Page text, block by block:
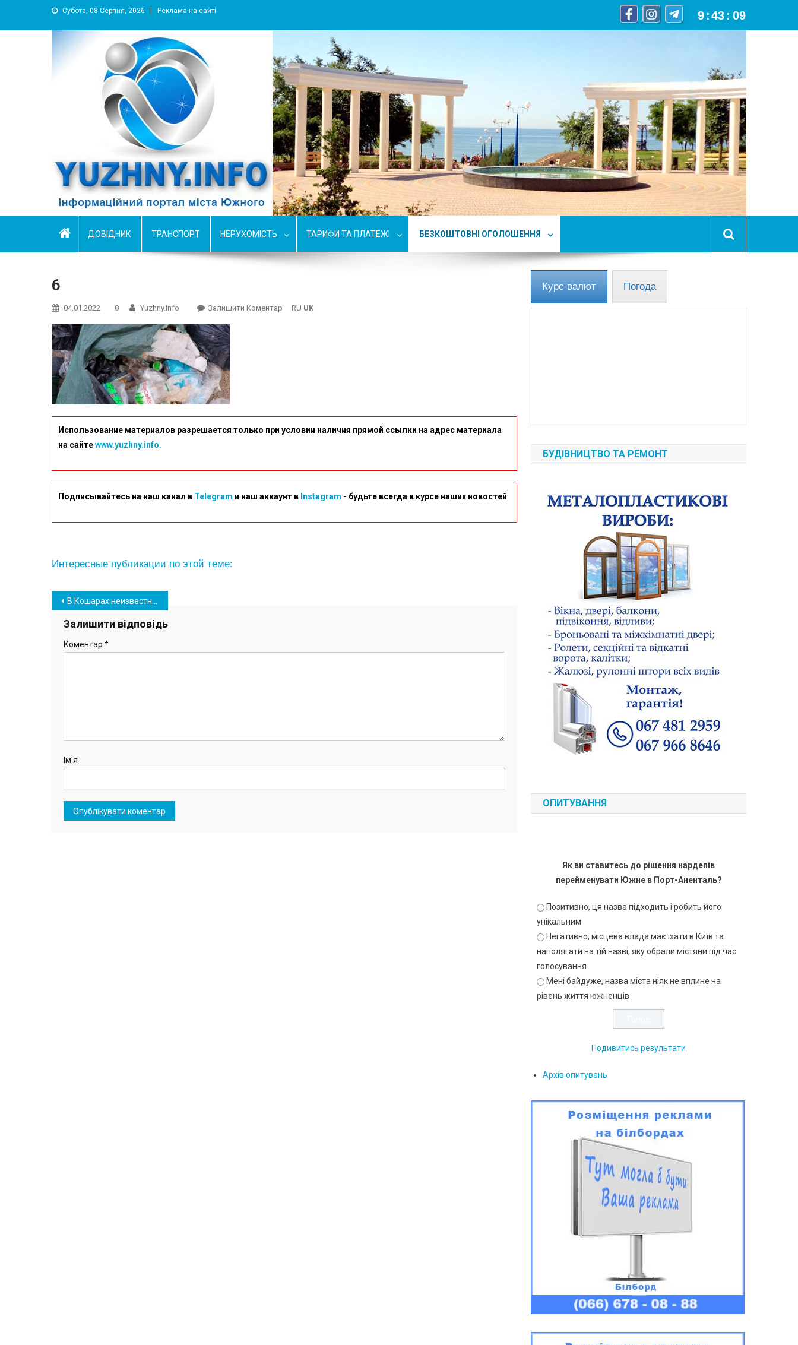
Субота, 08 Серпня, 2026 Реклама на сайті 9 :43 : 10
YUZHNY.INFO
информационный портал города Южный
ДОВІДНИК ТРАНСПОРТ НЕРУХОМІСТЬ ТАРИФИ ТА ПЛАТЕЖІ БЕЗКОШТОВНІ ОГОЛОШЕННЯ
6
04.01.2022 0 Yuzhny.info Залишити Коментар RU UK
Использование материалов разрешается только при условии наличия прямой ссылки на адрес материала
на сайтеwww.yuzhny.info.
Подписывайтесь на наш канал в Telegram и наш аккаунт в Instagram - будьте всегда в курсе наших новостей
Интересные публикации по этой теме:
Навігація
записів
В Кошарах неизвестные выгрузили мешки с мусором прямо на берегу лимана (фото)
Залишити відповідь
Коментар *
Ім'я
Курс валют Погода
БУДІВНИЦТВО ТА РЕМОНТ
ОПИТУВАННЯ
Як ви ставитесь до рішення нардепів
перейменувати Южне в Порт-Аненталь?
Позитивно, ця назва підходить і робить його
унікальним
Негативно, місцева влада має їхати в Київ та
наполягати на тій назві, яку обрали містяни під час
голосування
Мені байдуже, назва міста ніяк не вплине на
рівень життя южненців
Подивитись результати
Архів опитувань